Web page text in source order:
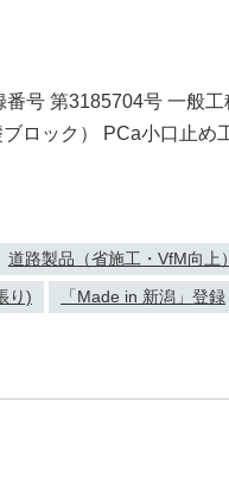
号 第3185704号 一般工
ロック） PCa小口止め
道路製品（省施工・VfM向上）
り)
「Made in 新潟」登録